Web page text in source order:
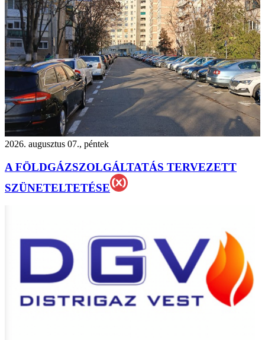
2026. augusztus 07., péntek
A FÖLDGÁZSZOLGÁLTATÁS TERVEZETT
SZÜNETELTETÉSE